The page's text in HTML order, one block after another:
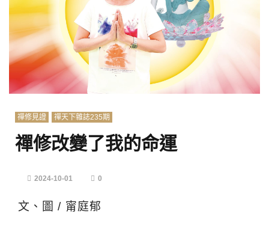
禪修見證 禪天下雜誌235期
禪修改變了我的命運
2024-10-01 0
文、圖 / 甯庭郁